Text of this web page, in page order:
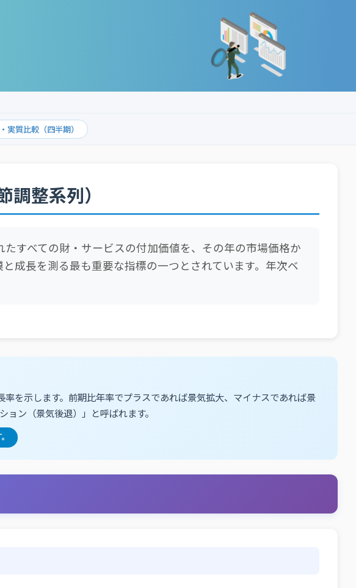
実質比較（四半期）
整系列）
すべての財・サービスの付加価値を、その年の市場価格か
成長を測る最も重要な指標の一つとされています。年次ベ
を示します。前期比年率でプラスであれば景気拡大、マイナスであれば景
ン（景気後退）」と呼ばれます。